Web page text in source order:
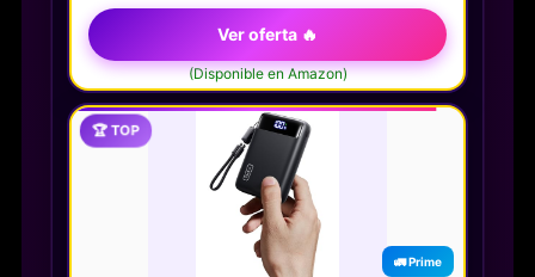
Ver oferta 🔥
(Disponible en Amazon)
🏆 TOP
🚛 Prime